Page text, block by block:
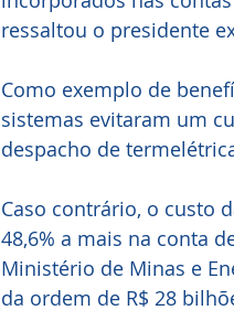
ressaltou o presidente
Como exemplo de
sistemas evitaram um
despacho de
Caso contrário, o custo
48,6% a mais na conta
Ministério de Minas e
da ordem de R$ 28